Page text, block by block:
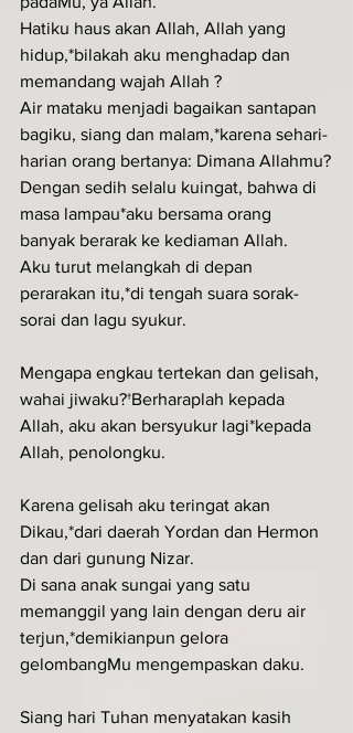
Hatiku haus akan Allah, Allah yang
hidup,*bilakah aku menghadap dan
memandang wajah Allah ?
Air mataku menjadi bagaikan santapan
bagiku, siang dan malam,*karena sehari-
harian orang bertanya: Dimana Allahmu?
Dengan sedih selalu kuingat, bahwa di
masa lampau*aku bersama orang
banyak berarak ke kediaman Allah.
Aku turut melangkah di depan
perarakan itu,*di tengah suara sorak-
sorai dan lagu syukur.
Mengapa engkau tertekan dan gelisah,
wahai jiwaku?†Berharaplah kepada
Allah, aku akan bersyukur lagi*kepada
Allah, penolongku.
Karena gelisah aku teringat akan
Dikau,*dari daerah Yordan dan Hermon
dan dari gunung Nizar.
Di sana anak sungai yang satu
memanggil yang lain dengan deru air
terjun,*demikianpun gelora
gelombangMu mengempaskan daku.
Siang hari Tuhan menyatakan kasih